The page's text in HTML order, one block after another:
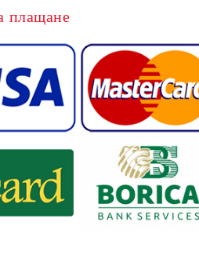
плащане